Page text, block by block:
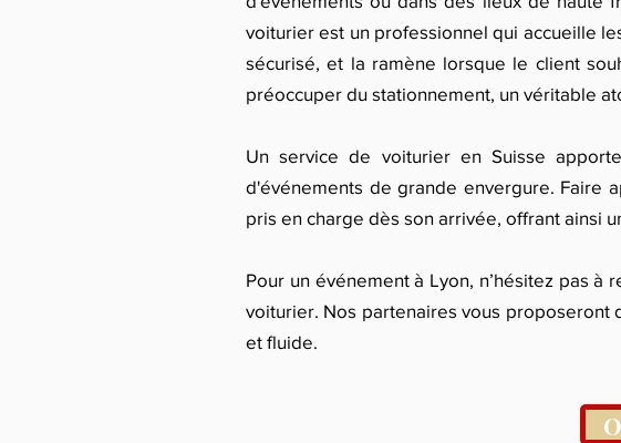
voiturier est un professionnel qui accueille
sécurisé, et la ramène lorsque le client
préoccuper du stationnement, un véritable
Un service de voiturier en Suisse
d'événements de grande envergure. Faire
pris en charge dès son arrivée, offrant ainsi
Pour un événement à Lyon, n’hésitez pas
voiturier. Nos partenaires vous proposeront
et fluide.